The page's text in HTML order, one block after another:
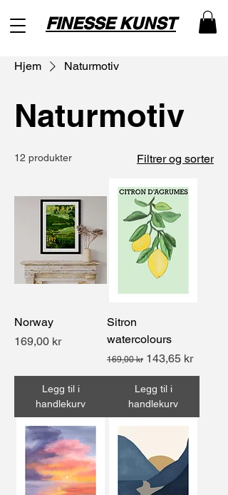
FINESSE KUNST
Hjem Naturmotiv
Naturmotiv
12 produkter Filtrer og sorter
Norway
Pris
169,00 kr
Legg til i
handlekurv
Sitron
watercolours
Vanlig pris
169,00 kr Salgspris
143,65 kr
Legg til i
handlekurv